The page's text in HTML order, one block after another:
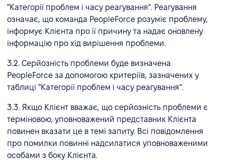
"Категорії проблем і часу реагування". Реагування
означає, що команда PeopleForce розуміє проблему,
інформує Клієнта про її причину та надає оновлену
інформацію про хід вирішення проблеми.
3.2. Серйозність проблеми буде визначена
PeopleForce за допомогою критеріїв, зазначених у
таблиці "Категорії проблем і часу реагування".
3.3. Якщо Клієнт вважає, що серйозність проблеми є
терміновою, уповноважений представник Клієнта
повинен вказати це в темі запиту. Всі повідомлення
про помилки повинні надсилатися уповноваженими
особами з боку Клієнта.